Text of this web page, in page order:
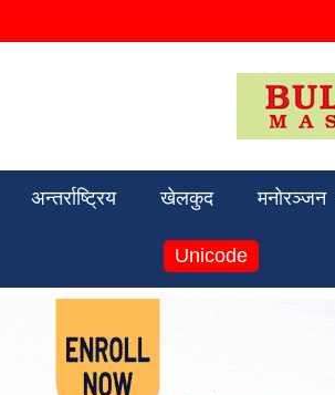
अन्तर्राष्ट्रिय खेलकुद मनोरञ्जन
Unicode